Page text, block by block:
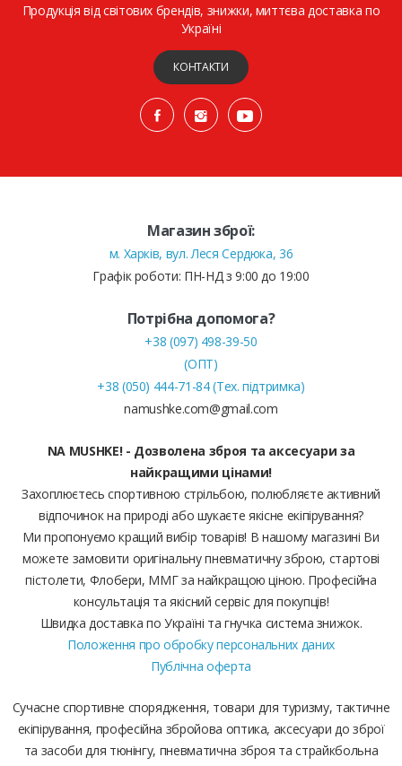
Продукція від світових брендів, знижки, миттєва доставка по
Україні
КОНТАКТИ
Магазин зброї:
м. Харків, вул. Леся Сердюка, 36
Графік роботи: ПН-НД з 9:00 до 19:00
Потрібна допомога?
+38 (097) 498-39-50
(ОПТ)
+38 (050) 444-71-84 (Тех. підтримка)
namushke.com@gmail.com
NA MUSHKE! - Дозволена зброя та аксесуари за
найкращими цінами!
Захоплюєтесь спортивною стрільбою, полюбляєте активний
відпочинок на природі або шукаєте якісне екіпірування?
Ми пропонуємо кращий вибір товарів! В нашому магазині Ви
можете замовити оригінальну пневматичну зброю, стартові
пістолети, Флобери, ММГ за найкращою ціною. Професійна
консультація та якісний сервіс для покупців!
Швидка доставка по Україні та гнучка система знижок.
Положення про обробку персональних даних
Публічна оферта
Сучасне спортивне спорядження, товари для туризму, тактичне
екіпірування, професійна збройова оптика, аксесуари до зброї
та засоби для тюнінгу, пневматична зброя та страйкбольна